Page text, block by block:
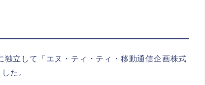
立して「エヌ・ティ・ティ・移動通信企画株式
た。